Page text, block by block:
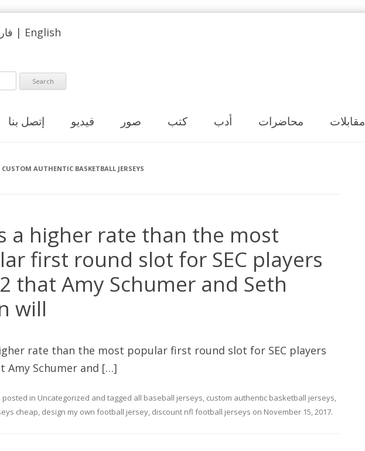
| English
إتصل بنا فيديو صور كتب أدب محاضرات مقابلات
CUSTOM AUTHENTIC BASKETBALL JERSEYS
a higher rate than the most
first round slot for SEC players
that Amy Schumer and Seth
will
rate than the most popular first round slot for SEC players
Amy Schumer and […]
posted in Uncategorized and tagged all baseball jerseys, custom authentic basketball jerseys,
cheap, design my own football jersey, discount nfl football jerseys on November 15, 2017.